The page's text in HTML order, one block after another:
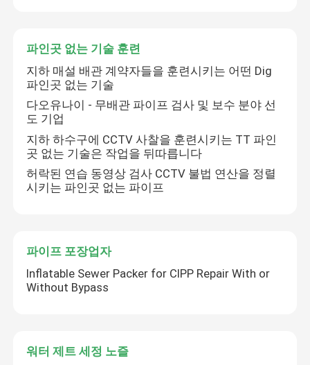
CCTV 파이프 크롤러
하수구 막대기 카메라
CIPP 물 반전
파인곳 없는 하수구 수리
파인곳 없는 기술 훈련
파인곳 없는 기술 훈련
지하 매설 배관 계약자들을 훈련시키는 어떤 Dig
파인곳 없는 기술
다오유나이 - 무배관 파이프 검사 및 보수 분야 선
도 기업
지하 하수구에 CCTV 사찰을 훈련시키는 TT 파인
곳 없는 기술은 작업을 뒤따릅니다
허락된 연습 동영상 검사 CCTV 불법 연산을 정렬
시키는 파인곳 없는 파이프
파이프 포장업자
Inflatable Sewer Packer for CIPP Repair With or
Without Bypass
워터 제트 세정 노즐